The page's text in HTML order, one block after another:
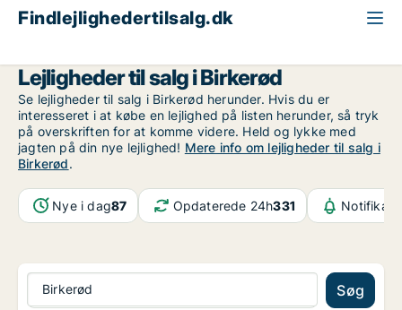
Findlejlighedertilsalg.dk
Lejligheder til salg i Birkerød
Se lejligheder til salg i Birkerød herunder. Hvis du er
interesseret i at købe en lejlighed på listen herunder, så tryk
på overskriften for at komme videre. Held og lykke med
jagten på din nye lejlighed! Mere info om lejligheder til salg i
Birkerød.
Nye i dag87 Opdaterede 24h331
Birkerød Søg